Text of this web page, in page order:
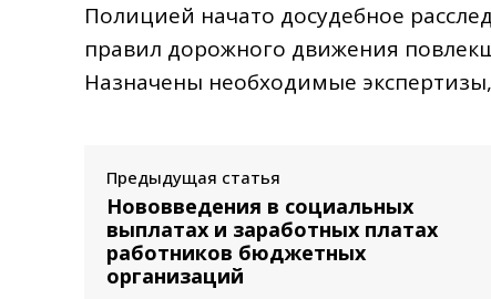
Полицией начато досудебное
правил дорожного движения
Назначены необходимые
Предыдущая статья
Нововведения в социальных
выплатах и заработных платах
работников бюджетных
организаций